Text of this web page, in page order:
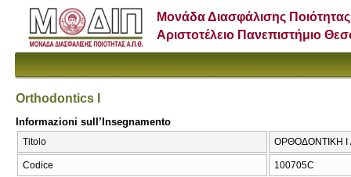
Μονάδα Διασφάλισης Ποιότητας
Αριστοτέλειο Πανεπιστήμιο
Orthodontics I
Informazioni sull’Insegnamento
Titolo ΟΡΘΟΔΟΝΤΙΚΗ Ι
Codice 100705C